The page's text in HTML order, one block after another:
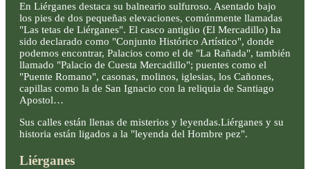
En Liérganes destaca su balneario sulfuroso. Asentado bajo
los pies de dos pequeñas elevaciones, comúnmente llamadas
"Las tetas de Liérganes". El casco antigüo (El Mercadillo) ha
sido declarado como "Conjunto Histórico Artístico", donde
podemos encontrar, Palacios como el de "La Rañada", también
llamado "Palacio de Cuesta Mercadillo"; puentes como el
"Puente Romano", casonas, molinos, iglesias, los Cañones,
capillas como la de San Ignacio con la reliquia de Santiago
Apostol…
Sus calles están llenas de misterios y leyendas.Liérganes y su
historia están ligados a la "leyenda del Hombre pez".
Liérganes